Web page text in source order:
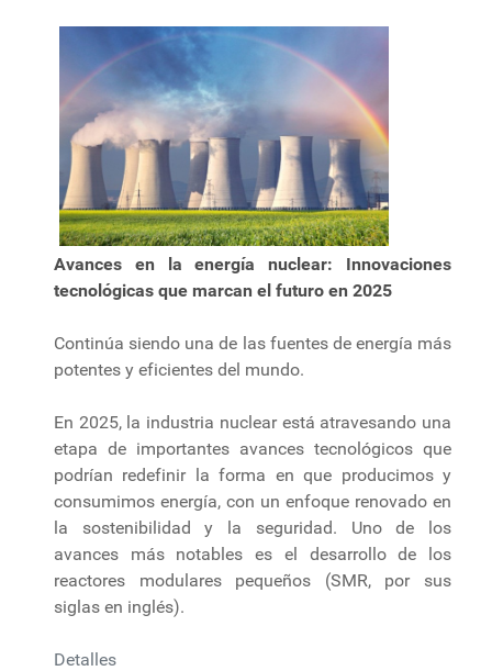
Avances en la energía nuclear: Innovaciones
tecnológicas que marcan el futuro en 2025
Continúa siendo una de las fuentes de energía más
potentes y eficientes del mundo.
En 2025, la industria nuclear está atravesando una
etapa de importantes avances tecnológicos que
podrían redefinir la forma en que producimos y
consumimos energía, con un enfoque renovado en
la sostenibilidad y la seguridad. Uno de los
avances más notables es el desarrollo de los
reactores modulares pequeños (SMR, por sus
siglas en inglés).
Detalles